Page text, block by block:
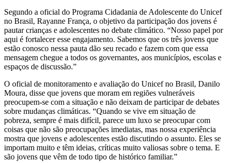
Segundo a oficial do Programa Cidadania de Adolescente do Unicef
no Brasil, Rayanne França, o objetivo da participação dos jovens é
pautar crianças e adolescentes no debate climático. “Nosso papel por
aqui é fortalecer esse engajamento. Sabemos que os três jovens que
estão conosco nessa pauta dão seu recado e fazem com que essa
mensagem chegue a todos os governantes, aos municípios, escolas e
espaços de discussão.”
O oficial de monitoramento e avaliação do Unicef no Brasil, Danilo
Moura, disse que jovens que moram em regiões vulneráveis
preocupem-se com a situação e não deixam de participar de debates
sobre mudanças climáticas. “Quando se vive em situação de
pobreza, sempre é mais difícil, parece um luxo se preocupar com
coisas que não são preocupações imediatas, mas nossa experiência
mostra que jovens e adolescentes estão discutindo o assunto. Eles se
importam muito e têm ideias, críticas muito valiosas sobre o tema. E
são jovens que vêm de todo tipo de histórico familiar.”